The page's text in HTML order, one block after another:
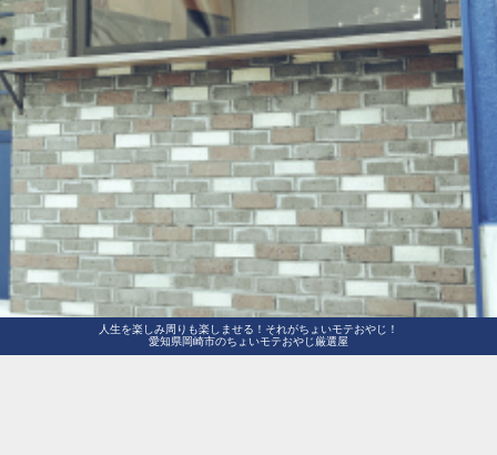
人生を楽しみ周りも楽しませる！それがちょいモテおやじ！
愛知県岡崎市のちょいモテおやじ厳選屋